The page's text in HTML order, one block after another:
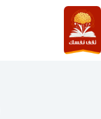
التجاوز
إلى
المحتوى